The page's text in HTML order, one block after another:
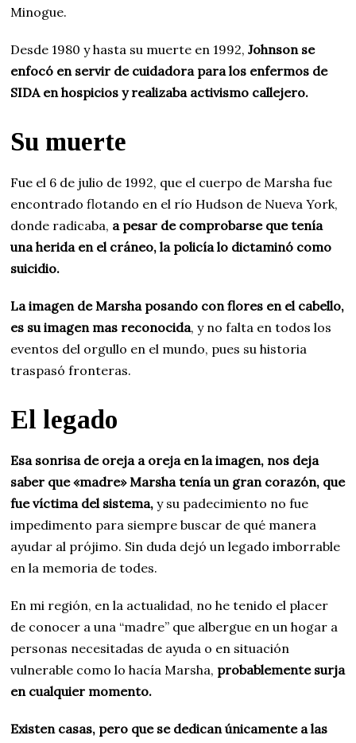
Minogue.
Desde 1980 y hasta su muerte en 1992,Johnson se
enfocó en servir de cuidadora para los enfermos de
SIDA en hospicios y realizaba activismo callejero.
Su muerte
Fue el 6 de julio de 1992, que el cuerpo de Marsha fue
encontrado flotando en el río Hudson de Nueva York,
donde radicaba, a pesar de comprobarse que tenía
una herida en el cráneo, la policía lo dictaminó como
suicidio.
La imagen de Marsha posando con flores en el cabello,
es su imagen mas reconocida, y no falta en todos los
eventos del orgullo en el mundo, pues su historia
traspasó fronteras.
El legado
Esa sonrisa de oreja a oreja en la imagen, nos deja
saber que «madre» Marsha tenía un gran corazón, que
fue víctima del sistema, y su padecimiento no fue
impedimento para siempre buscar de qué manera
ayudar al prójimo. Sin duda dejó un legado imborrable
en la memoria de todes.
En mi región, en la actualidad, no he tenido el placer
de conocer a una “madre” que albergue en un hogar a
personas necesitadas de ayuda o en situación
vulnerable como lo hacía Marsha, probablemente surja
en cualquier momento.
Existen casas, pero que se dedican únicamente a las